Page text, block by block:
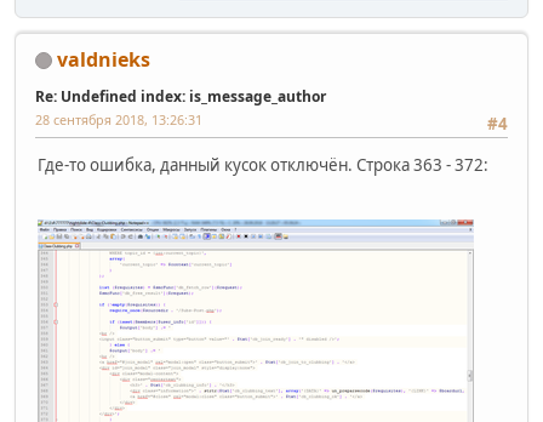
valdnieks
Re: Undefined index: is_message_author
#4
28 сентября 2018, 13:26:31
Где-то ошибка, данный кусок отключён. Строка 363 - 372: